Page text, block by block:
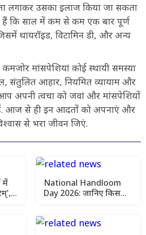
लगाकर उसका इलाज किया जा सकता
हैं कि साल में कम से कम एक बार पूर्ण
थायरॉइड, विटामिन डी, और अन्य
कमजोर मांसपेशियां कोई स्थायी समस्या
संतुलित आहार, नियमित व्यायाम और
अपनी त्वचा को जवां और मांसपेशियों
आज से ही इन आदतों को अपनाएं और
से भरा जीवन जिएं.
में
National Handloom
Day 2026: जानिए किस